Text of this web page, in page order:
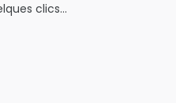
clics…